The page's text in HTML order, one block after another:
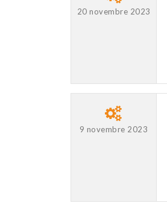
20 novembre 2023
9 novembre 2023